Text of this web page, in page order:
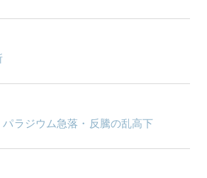
ラジウム急落・反騰の乱高下